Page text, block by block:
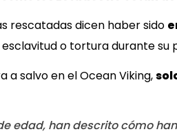
rescatadas dicen haber sido
o tortura durante su
a salvo en el Ocean Viking,
edad, han descrito cómo